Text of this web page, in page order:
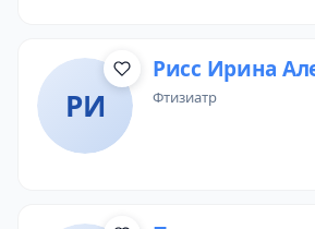
РИ
Рисс Ирина
фтизиатр